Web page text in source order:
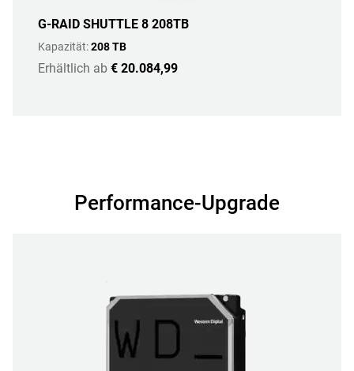
G-RAID SHUTTLE 8 208TB
Kapazität:208 TB
Erhältlich ab € 20.084,99
Performance-Upgrade